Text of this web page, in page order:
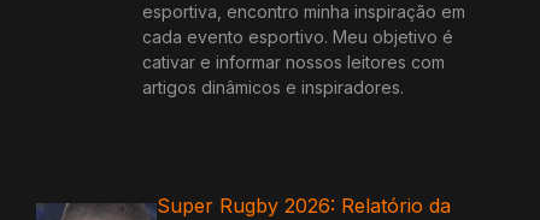
esportiva, encontro minha inspiração em
cada evento esportivo. Meu objetivo é
cativar e informar nossos leitores com
artigos dinâmicos e inspiradores.
Super Rugby 2026: Relatório da